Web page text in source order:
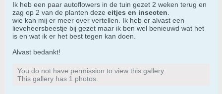
Ik heb een paar autoflowers in de tuin gezet 2 weken terug en
zag op 2 van de planten deze eitjes en insecten
wie kan mij er meer over vertellen. Ik heb er alvast een
lieveheersbeestje bij gezet maar ik ben wel benieuwd wat het
is en wat ik er het best tegen kan doen.
Alvast bedankt!
You do not have permission to view this gallery.
This gallery has 1 photos.